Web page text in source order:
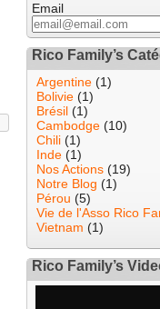
Email
Rico Family’s
Argentine (1)
Bolivie (1)
Brésil (1)
Cambodge (10)
Chili (1)
Inde (1)
Nos Actions (19)
Notre Blog (1)
Pérou (5)
Vie de l'Asso Rico
Vietnam (1)
Rico Family’s